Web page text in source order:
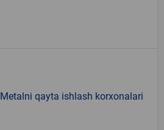
Metalni qayta ishlash korxonalari